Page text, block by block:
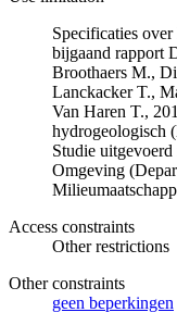
Specificaties
bijgaand rapport
Broothaers M.,
Lanckacker T.,
Van Haren T.,
hydrogeologisch
Studie
Omgeving
Access constraints
Other restrictions
Other constraints
geen beperkingen